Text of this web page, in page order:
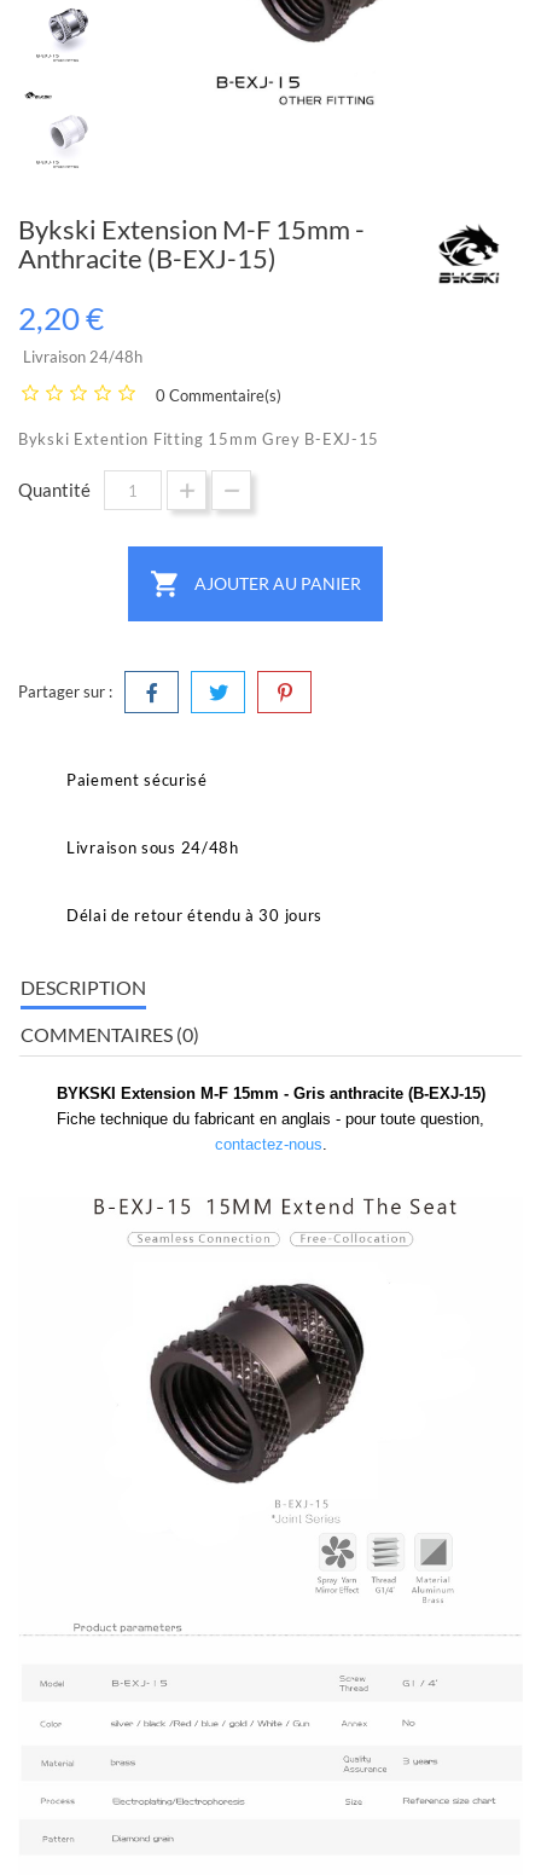
Bykski Extension M-F 15mm -
Anthracite (B-EXJ-15)
2,20 €
Livraison 24/48h
0 Commentaire(s)
Bykski Extention Fitting 15mm Grey B-EXJ-15
Quantité
 AJOUTER AU PANIER
Partager sur :
Paiement sécurisé
Livraison sous 24/48h
Délai de retour étendu à 30 jours
DESCRIPTION
COMMENTAIRES (0)
BYKSKI Extension M-F 15mm - Gris anthracite (B-EXJ-15)
Fiche technique du fabricant en anglais - pour toute question,
contactez-nous.